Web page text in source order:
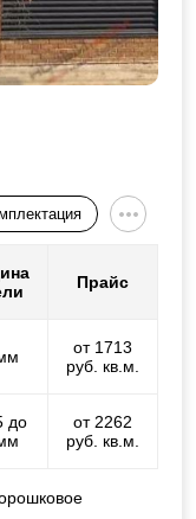
Прайс
от 1713
руб. кв.м.
до
от 2262
руб. кв.м.